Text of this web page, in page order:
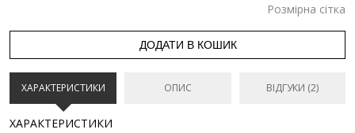
Розмірна сітка
ДОДАТИ В КОШИК
ХАРАКТЕРИСТИКИ ОПИС ВІДГУКИ (2)
ХАРАКТЕРИСТИКИ